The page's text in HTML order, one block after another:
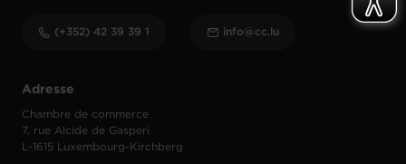
Adresse
Chambre de commerce
7, rue Alcide de Gasperi
L-1615 Luxembourg-Kirchberg
(+352) 42 39 39 1 info@cc.lu